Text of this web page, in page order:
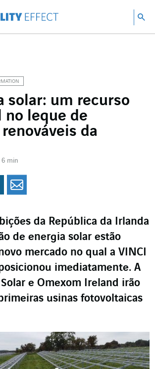
página inicial
solar: um recurso
no leque de
da
6 min
no no
Compartilhar no
da República da Irlanda
de energia solar estão
mercado no qual a VINCI
imediatamente. A
e Omexom Ireland irão
usinas fotovoltaicas